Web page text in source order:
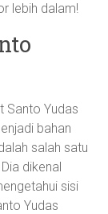
lebih dalam!
Santo Yudas
bahan
salah satu
dikenal
sisi
Yudas